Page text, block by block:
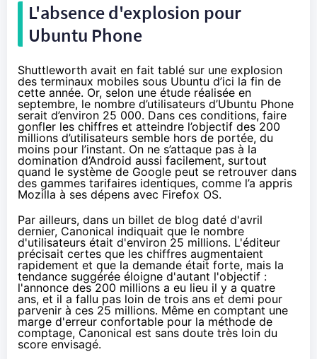
L'absence d'explosion pour
Ubuntu Phone
Shuttleworth avait en fait tablé sur une explosion
des terminaux mobiles sous Ubuntu d’ici la fin de
cette année. Or, selon une étude réalisée en
septembre, le nombre d’utilisateurs d’Ubuntu Phone
serait d’environ 25 000. Dans ces conditions, faire
gonfler les chiffres et atteindre l’objectif des 200
millions d’utilisateurs semble hors de portée, du
moins pour l’instant. On ne s’attaque pas à la
domination d’Android aussi facilement, surtout
quand le système de Google peut se retrouver dans
des gammes tarifaires identiques, comme l’a appris
Mozilla à ses dépens avec Firefox OS.
Par ailleurs, dans un billet de blog daté d'avril
dernier, Canonical indiquait que le nombre
d'utilisateurs était d'environ 25 millions. L'éditeur
précisait certes que les chiffres augmentaient
rapidement et que la demande était forte, mais la
tendance suggérée éloigne d'autant l'objectif :
l'annonce des 200 millions a eu lieu il y a quatre
ans, et il a fallu pas loin de trois ans et demi pour
parvenir à ces 25 millions. Même en comptant une
marge d'erreur confortable pour la méthode de
comptage, Canonical est sans doute très loin du
score envisagé.